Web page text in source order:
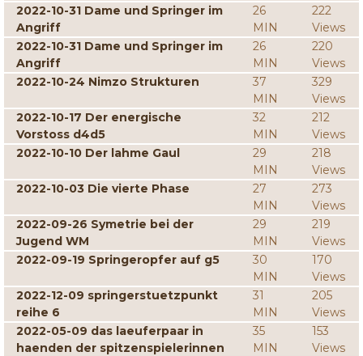
2022-10-31 Dame und Springer im
Angriff
26
MIN
222
Views
2022-10-31 Dame und Springer im
Angriff
26
MIN
220
Views
2022-10-24 Nimzo Strukturen
37
MIN
329
Views
2022-10-17 Der energische
Vorstoss d4d5
32
MIN
212
Views
2022-10-10 Der lahme Gaul
29
MIN
218
Views
2022-10-03 Die vierte Phase
27
MIN
273
Views
2022-09-26 Symetrie bei der
Jugend WM
29
MIN
219
Views
2022-09-19 Springeropfer auf g5
30
MIN
170
Views
2022-12-09 springerstuetzpunkt
reihe 6
31
MIN
205
Views
2022-05-09 das laeuferpaar in
haenden der spitzenspielerinnen
35
MIN
153
Views